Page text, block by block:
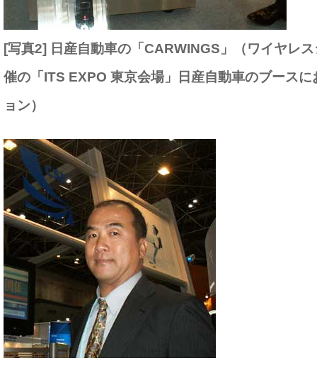
[写真2] 日産自動車の「CARWINGS」（ワイヤレ
催の「ITS EXPO 東京会場」日産自動車のブース
ョン）